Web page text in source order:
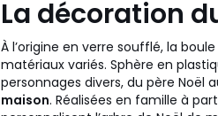
La décoration
À l’origine en verre soufflé, la
matériaux variés. Sphère en
personnages divers, du père
maison. Réalisées en famille à